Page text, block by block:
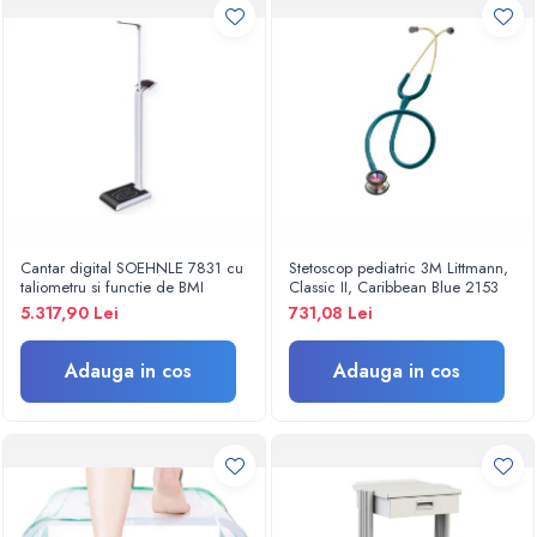
Trolii si carucioare
Paturi spital mecanice
Scaune doctor
Tabureti
Targi/brancarde
Masa infasat bebelusi
Scaune
Banchete asteptare
Scaun ORL
Scarite
Cantar digital SOEHNLE 7831 cu
taliometru si functie de BMI
5.317,90 Lei
Adauga in cos
Stetoscop pediatric 3M Littmann,
Classic II, Caribbean Blue 2153
731,08 Lei
Adauga in cos